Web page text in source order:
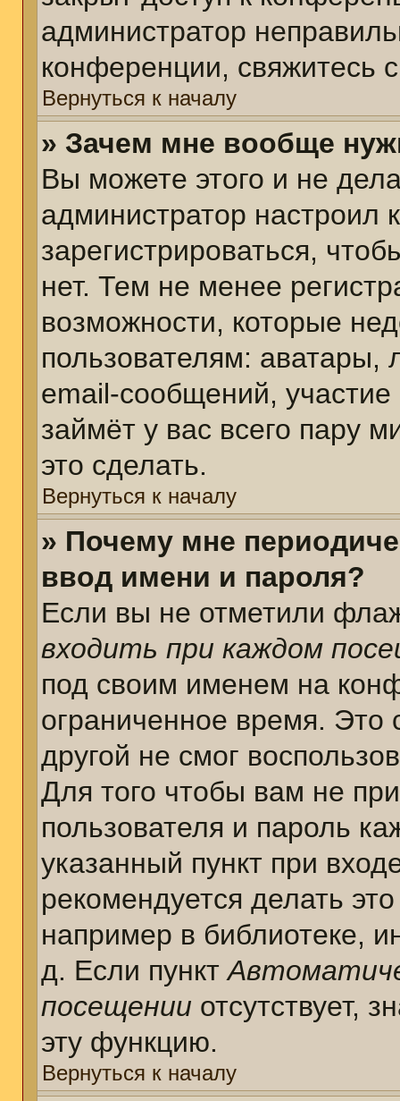
администратор
конференции, свяжитесь
Вернуться к началу
» Зачем мне вообще
Вы можете этого и не
администратор
зарегистрироваться,
нет. Тем не менее
возможности, которые
пользователям: аватары,
email-сообщений, участие
займёт у вас всего пару
это сделать.
Вернуться к началу
» Почему мне
ввод имени и пароля?
Если вы не отметили
входить при каждом
под своим именем на
ограниченное время. Это
другой не смог
Для того чтобы вам не
пользователя и пароль
указанный пункт при
рекомендуется делать
например в библиотеке,
д. Если пункт
посещении отсутствует,
эту функцию.
Вернуться к началу